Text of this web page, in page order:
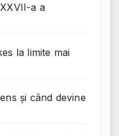
a a
la limite mai
și când devine